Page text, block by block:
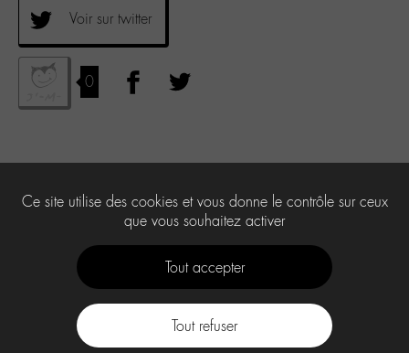
Voir sur twitter
0
Ce site utilise des cookies et vous donne le contrôle sur ceux
que vous souhaitez activer
Tout accepter
Tout refuser